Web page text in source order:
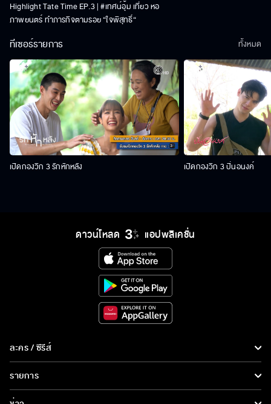
Highlight Tate Time EP.3 | #เทศน์อุ้ม เที่ยว หอ
ภาพยนตร์ ทำภารกิจตามรอย “ใจพิสุทธิ์“
ทีเซอร์รายการ
เปิดกองวิก 3 รักหักหลัง เปิดกองวิก 3 ปิ่นอนงค์
ทั้งหมด
ดาวน์โหลด แอปพลิเคชั่น
ละคร / ซีรีส์
ละคร/ซีรีส์
ซีรีส์นานาชาติ
รายการ
รายการทั้งหมด